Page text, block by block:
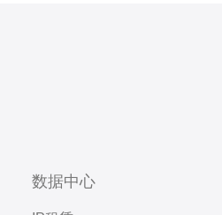
数据中心